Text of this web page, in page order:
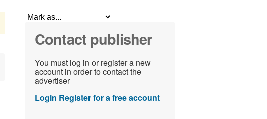
Contact publisher
You must log in or register a new
account in order to contact the
advertiser
Login Register for a free account